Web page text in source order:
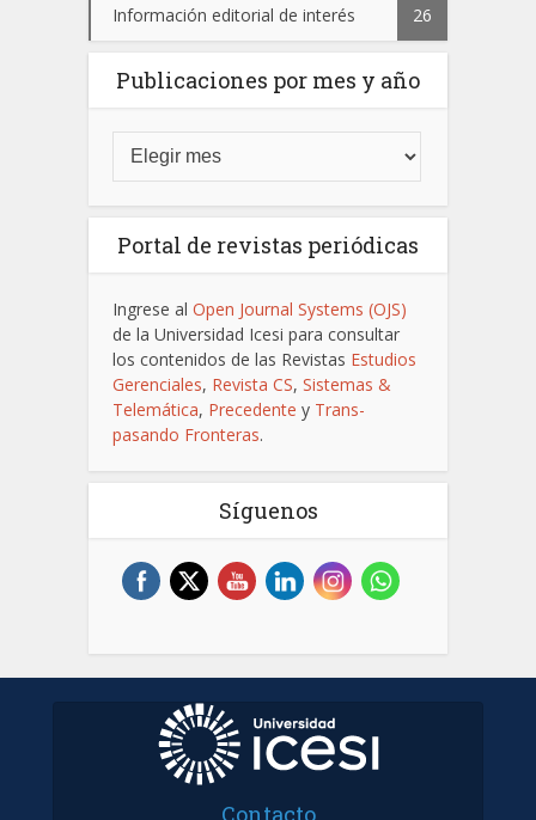
Información editorial de interés 26
Publicaciones por mes y año
Portal de revistas periódicas
Ingrese al Open Journal Systems (OJS)
de la Universidad Icesi para consultar
los contenidos de las Revistas Estudios
Gerenciales, Revista CS, Sistemas &
Telemática, Precedente y Trans-
pasando Fronteras.
Síguenos